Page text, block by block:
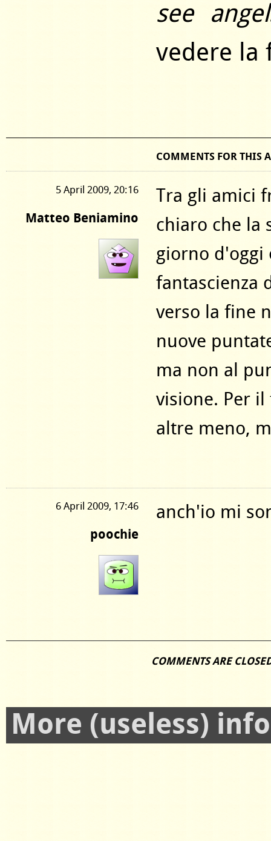
see
vedere la
COMMENTS FOR THIS
5 April 2009, 20:16
Matteo Beniamino
Tra gli amici
chiaro che la
giorno
fantascienza
verso la fine
nuove
ma non al
visione. Per
altre meno,
6 April 2009, 17:46
poochie
anch'io mi
COMMENTS ARE
More (useless)